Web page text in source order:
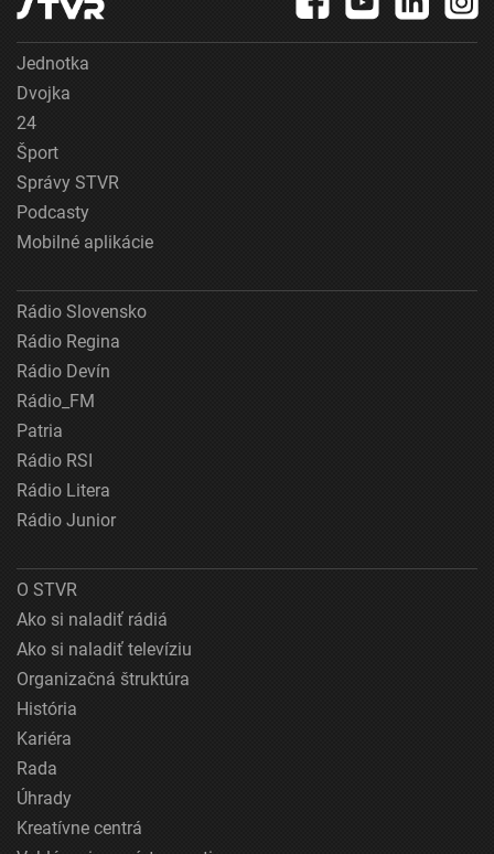
Jednotka
Dvojka
24
Šport
Správy STVR
Podcasty
Mobilné aplikácie
Rádio Slovensko
Rádio Regina
Rádio Devín
Rádio_FM
Patria
Rádio RSI
Rádio Litera
Rádio Junior
O STVR
Ako si naladiť rádiá
Ako si naladiť televíziu
Organizačná štruktúra
História
Kariéra
Rada
Úhrady
Kreatívne centrá